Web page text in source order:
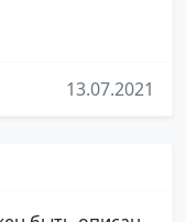
13.07.2021